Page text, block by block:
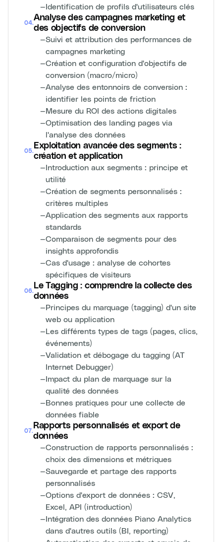
—Identification de profils d'utilisateurs clés
04.
Analyse des campagnes marketing et
des objectifs de conversion
—Suivi et attribution des performances de
campagnes marketing
—Création et configuration d'objectifs de
conversion (macro/micro)
—Analyse des entonnoirs de conversion :
identifier les points de friction
—Mesure du ROI des actions digitales
—Optimisation des landing pages via
l'analyse des données
05.
Exploitation avancée des segments :
création et application
—Introduction aux segments : principe et
utilité
—Création de segments personnalisés :
critères multiples
—Application des segments aux rapports
standards
—Comparaison de segments pour des
insights approfondis
—Cas d'usage : analyse de cohortes
spécifiques de visiteurs
06.
Le Tagging : comprendre la collecte des
données
—Principes du marquage (tagging) d'un site
web ou application
—Les différents types de tags (pages, clics,
événements)
—Validation et débogage du tagging (AT
Internet Debugger)
—Impact du plan de marquage sur la
qualité des données
—Bonnes pratiques pour une collecte de
données fiable
07.
Rapports personnalisés et export de
données
—Construction de rapports personnalisés :
choix des dimensions et métriques
—Sauvegarde et partage des rapports
personnalisés
—Options d'export de données : CSV,
Excel, API (introduction)
—Intégration des données Piano Analytics
dans d'autres outils (BI, reporting)